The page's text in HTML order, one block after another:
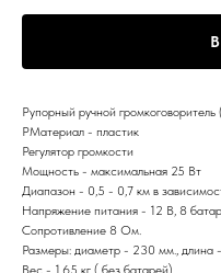
Рупорный ручной
РМатериал - пластик
Регулятор громкости
Мощность - максимальная 25 Вт
Диапазон - 0,5 - 0,7 км в
Напряжение питания - 12 В, 8
Сопротивление 8 Ом.
Размеры: диаметр - 230 мм., длина
Вес - 1,65 кг ( без батарей)